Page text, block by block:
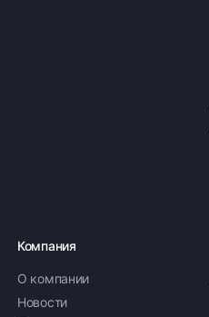
Компания
О компании
Новости